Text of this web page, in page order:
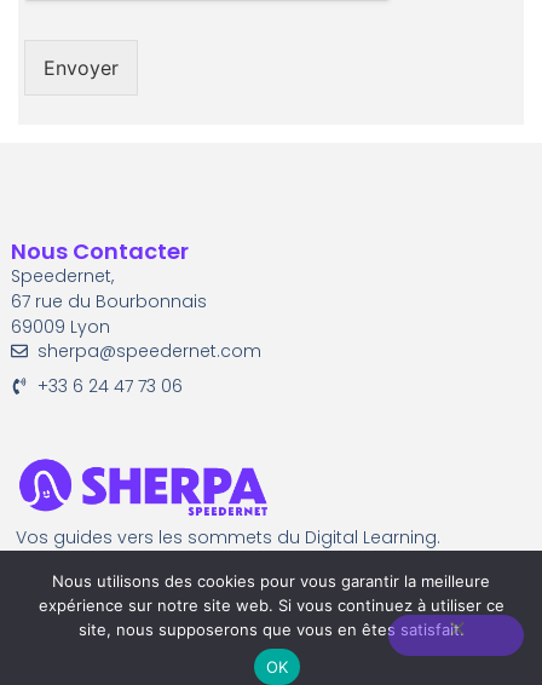
Envoyer
Vos guides vers les sommets du Digital Learning.
Quick Links
Mentions légales
Nous Contacter
Speedernet,
67 rue du Bourbonnais
69009 Lyon
sherpa@speedernet.com
+33 6 24 47 73 06
© Speedernet Sherpa 2024
Nous utilisons des cookies pour vous garantir la meilleure
expérience sur notre site web. Si vous continuez à utiliser ce
site, nous supposerons que vous en êtes satisfait.
OK